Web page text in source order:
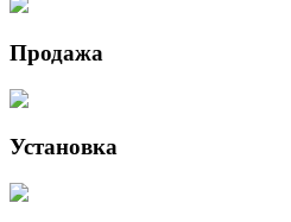
Продажа
Установка